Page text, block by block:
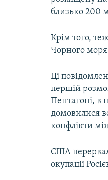
близько 200
Крім того,
Чорного моря
Ці
першій
Пентагоні, в
домовилися
конфлікти
США
окупації